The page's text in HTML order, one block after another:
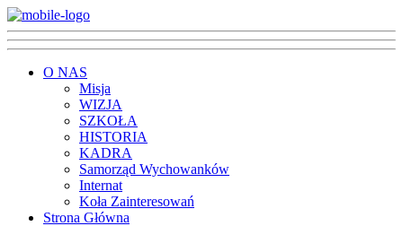
O NAS
Misja
WIZJA
SZKOŁA
HISTORIA
KADRA
Samorząd Wychowanków
Internat
Koła Zainteresowań
Strona Główna